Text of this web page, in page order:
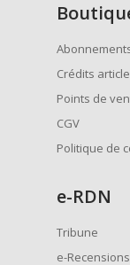
Crédits
Points de
CGV
Politique de
e-RDN
Tribune
e-Recensions